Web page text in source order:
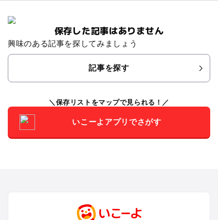
保存した記事はありません
興味のある記事を探してみましょう
記事を探す
保存リストをマップで見られる！
いこーよアプリでさがす